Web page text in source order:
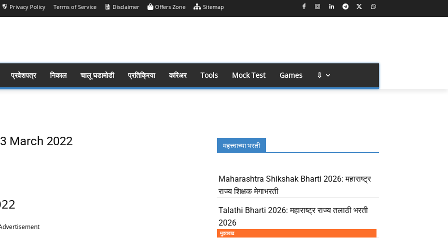
Privacy Policy Terms of Service Disclaimer Offers Zone Sitemap
प्रवेशपत्र निकाल चालू घडामोडी प्रतिक्रिया करिअर Tools Mock Test Games ⇩
March 2022 महत्त्वाच्या भरती
Maharashtra Shikshak Bharti 2026: महाराष्ट्र
राज्य शिक्षक मेगाभरती
Talathi Bharti 2026: महाराष्ट्र राज्य तलाठी भरती
2026
मुदतवाढ